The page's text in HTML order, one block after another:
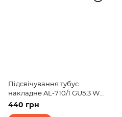
Підсвічування тубус
накладне AL-710/1 GU5.3 WH
MR16
440 грн